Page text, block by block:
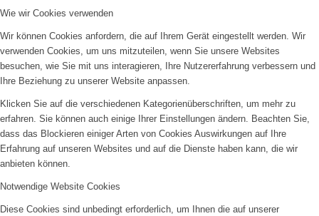
Wie wir Cookies verwenden
Wir können Cookies anfordern, die auf Ihrem Gerät eingestellt werden. Wir
verwenden Cookies, um uns mitzuteilen, wenn Sie unsere Websites
besuchen, wie Sie mit uns interagieren, Ihre Nutzererfahrung verbessern und
Ihre Beziehung zu unserer Website anpassen.
Klicken Sie auf die verschiedenen Kategorienüberschriften, um mehr zu
erfahren. Sie können auch einige Ihrer Einstellungen ändern. Beachten Sie,
dass das Blockieren einiger Arten von Cookies Auswirkungen auf Ihre
Erfahrung auf unseren Websites und auf die Dienste haben kann, die wir
anbieten können.
Notwendige Website Cookies
Diese Cookies sind unbedingt erforderlich, um Ihnen die auf unserer